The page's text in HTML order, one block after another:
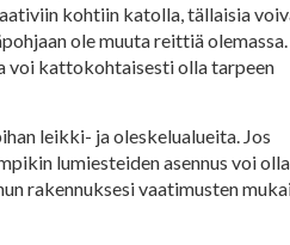
kohtiin katolla, tällaisia
ole muuta reittiä olemassa.
voi kattokohtaisesti olla tarpeen
leikki- ja oleskelualueita. Jos
lumiesteiden asennus voi olla
rakennuksesi vaatimusten